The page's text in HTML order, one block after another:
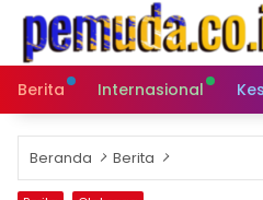
Langsung
konten
Berita
Internasional
Beranda Berita